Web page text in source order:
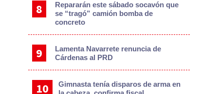
Repararán este sábado socavón que
se “tragó” camión bomba de
concreto
Lamenta Navarrete renuncia de
Cárdenas al PRD
Gimnasta tenía disparos de arma en